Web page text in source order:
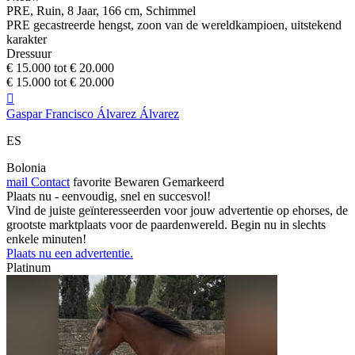
PRE, Ruin, 8 Jaar, 166 cm, Schimmel
PRE gecastreerde hengst, zoon van de wereldkampioen, uitstekend
karakter
Dressuur
€ 15.000 tot € 20.000
€ 15.000 tot € 20.000

Gaspar Francisco Álvarez Álvarez
ES
Bolonia
mail Contact favorite Bewaren Gemarkeerd
Plaats nu - eenvoudig, snel en succesvol!
Vind de juiste geïnteresseerden voor jouw advertentie op ehorses, de
grootste marktplaats voor de paardenwereld. Begin nu in slechts
enkele minuten!
Plaats nu een advertentie.
Platinum